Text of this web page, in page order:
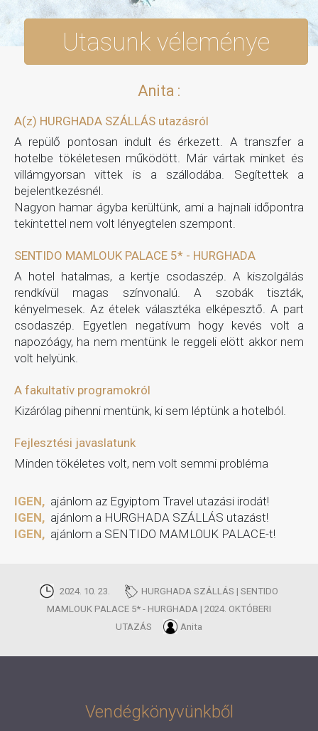
Utasunk véleménye
Anita :
A(z) HURGHADA SZÁLLÁS utazásról
A repülő pontosan indult és érkezett. A transzfer a
hotelbe tökéletesen működött. Már vártak minket és
villámgyorsan vittek is a szállodába. Segítettek a
bejelentkezésnél.
Nagyon hamar ágyba kerültünk, ami a hajnali időpontra
tekintettel nem volt lényegtelen szempont.
SENTIDO MAMLOUK PALACE 5* - HURGHADA
A hotel hatalmas, a kertje csodaszép. A kiszolgálás
rendkívül magas színvonalú. A szobák tiszták,
kényelmesek. Az ételek választéka elképesztő. A part
csodaszép. Egyetlen negatívum hogy kevés volt a
napozóágy, ha nem mentünk le reggeli elött akkor nem
volt helyünk.
A fakultatív programokról
Kizárólag pihenni mentünk, ki sem léptünk a hotelból.
Fejlesztési javaslatunk
Minden tökéletes volt, nem volt semmi probléma
IGEN, ajánlom az Egyiptom Travel utazási irodát!
IGEN, ajánlom a HURGHADA SZÁLLÁS utazást!
IGEN, ajánlom a SENTIDO MAMLOUK PALACE-t!
2024. 10. 23.
HURGHADA SZÁLLÁS | SENTIDO
MAMLOUK PALACE 5* - HURGHADA | 2024. OKTÓBERI
UTAZÁS
Anita
Vendégkönyvünkből